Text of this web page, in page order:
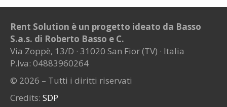
Rent Solution è un progetto ideato da Basso
S.a.s. di Roberto Basso e C.
Via Zoppè, 13/D · 31020 San Fior (TV) · Italia
P.Iva: 04883960264
© 2026 – Tutti i diritti riservati
Credits: SDP